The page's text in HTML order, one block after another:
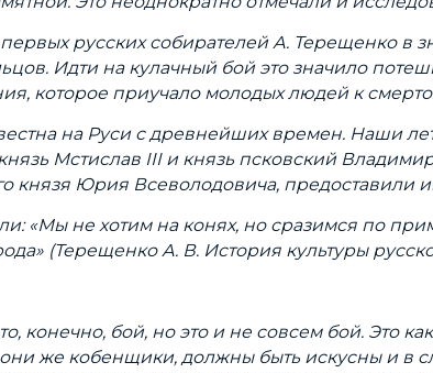
русских собирателей А. Терещенко в
Идти на кулачный бой это значило
которое приучало молодых людей к
на Руси с древнейших времен. Наши
Мстислав III и князь псковский
князя Юрия Всеволодовича, предоставили
«Мы не хотим на конях, но сразимся по
(Терещенко А. В. История культуры
конечно, бой, но это и не совсем бой. Это
же кобенщики, должны быть искусны и в